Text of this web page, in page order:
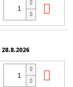
28.8.2026